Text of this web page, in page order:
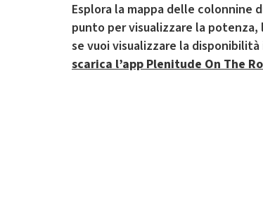
Esplora la mappa delle colonnine
punto per visualizzare la potenza,
se vuoi visualizzare la
scarica l’app Plenitude On The